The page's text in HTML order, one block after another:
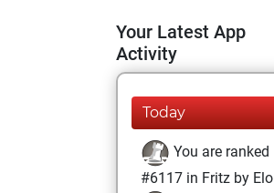
Your Latest App
Activity
Today
You are ranked
#6117 in Fritz by Elo